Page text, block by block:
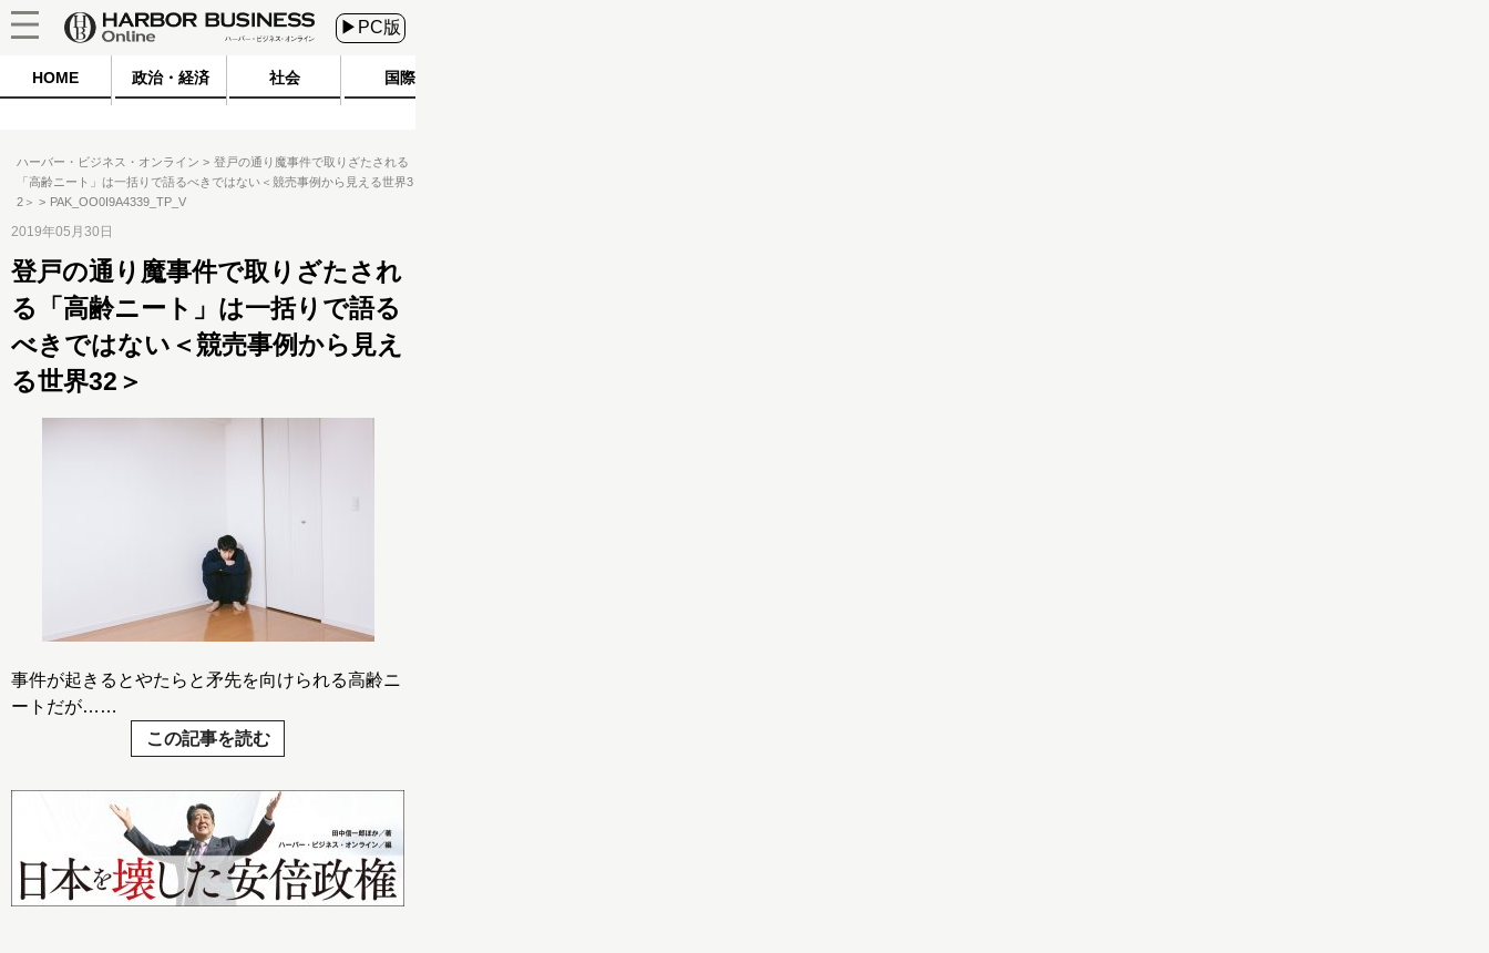
▶PC版
HOME 政治・経済 社会 国際
ハーバー・ビジネス・オンライン
登戸の通り魔事件で取りざたされる
「高齢ニート」は一括りで語るべきではない＜競売事例から見える世界3
2＞
PAK_OO0I9A4339_TP_V
2019年05月30日
登戸の通り魔事件で取りざたされ
る「高齢ニート」は一括りで語る
べきではない＜競売事例から見え
る世界32＞
事件が起きるとやたらと矛先を向けられる高齢ニ
ートだが……
この記事を読む